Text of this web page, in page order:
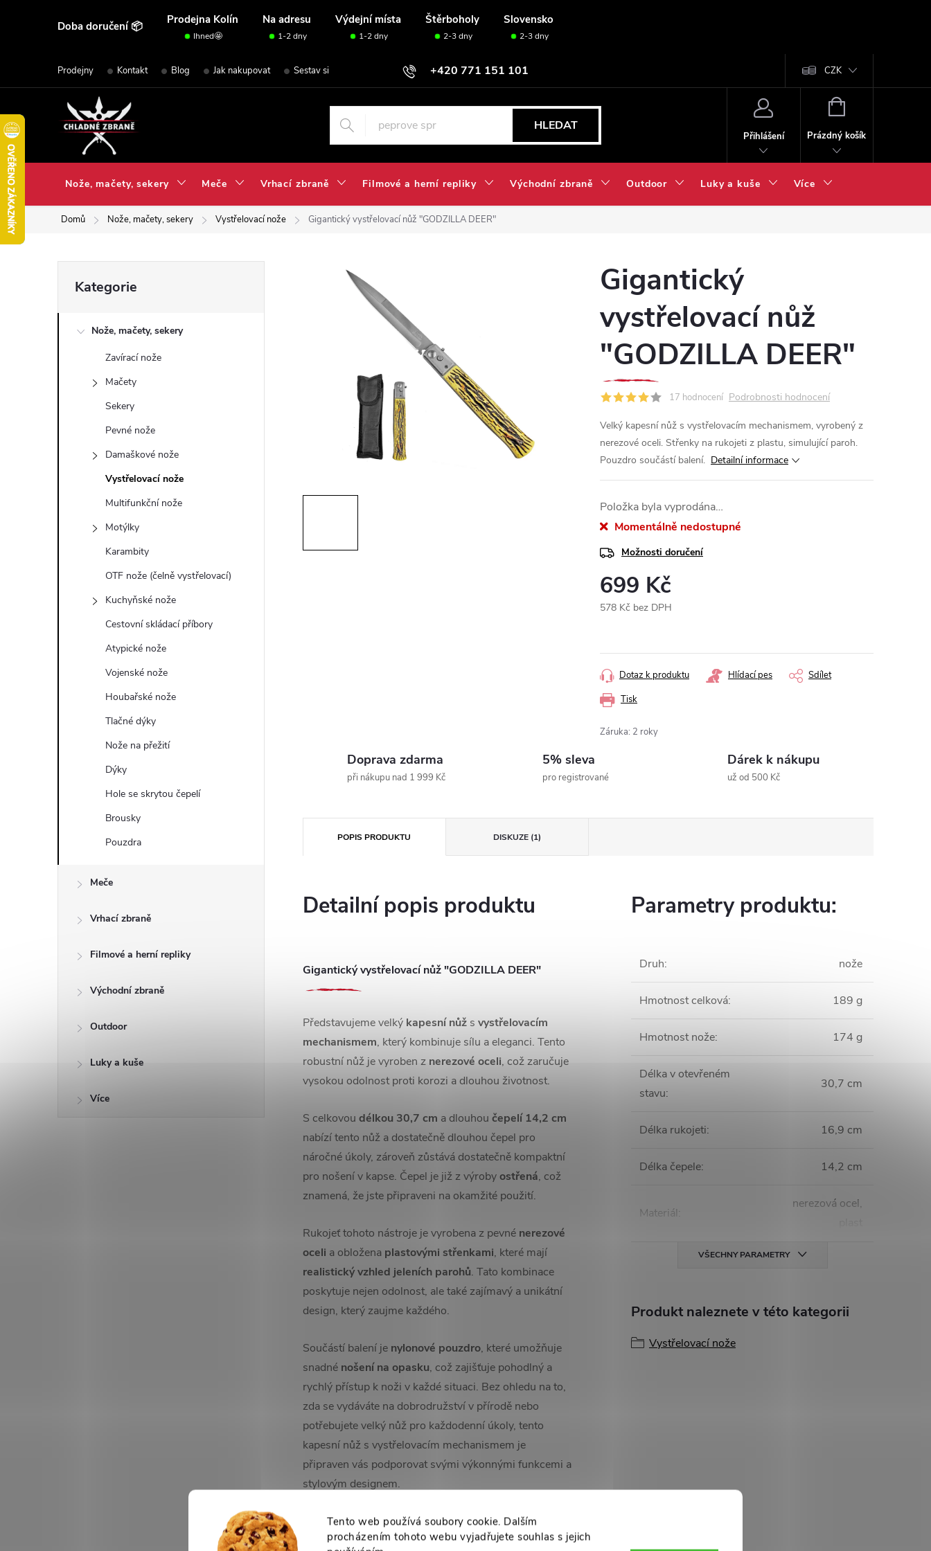
Tento web používá soubory cookie. Dalším
procházením tohoto webu vyjadřujete souhlas s jejich
Doba doručení 📦 Prodejna Kolín Na adresu Výdejní místa Štěrboholy Slovensko
Ihned🤩 1-2 dny 1-2 dny 2-3 dny 2-3 dny
+420 771 151 101
Prodejny Kontakt Blog Jak nakupovat Sestav si svou sadu✅ CZK
HLEDAT
Přihlášení
NÁKUPNÍ
Prázdný košík
Nože, mačety, sekery Meče Vrhací zbraně Filmové a herní repliky Východní zbraně Outdoor Luky a kuše Více
Domů Nože, mačety, sekery Vystřelovací nože Gigantický vystřelovací nůž "GODZILLA DEER"
o
kategorie
Kategorie
Nože, mačety, sekery
Zavírací nože
Mačety
Sekery
Pevné nože
Damaškové nože
Vystřelovací nože
Multifunkční nože
Motýlky
Karambity
OTF nože (čelně vystřelovací)
Kuchyňské nože
Cestovní skládací příbory
Atypické nože
Vojenské nože
Houbařské nože
Tlačné dýky
Nože na přežití
Dýky
Hole se skrytou čepelí
Brousky
Pouzdra
Meče
Vrhací zbraně
Filmové a herní repliky
Východní zbraně
Outdoor
Luky a kuše
Více
Gigantický
vystřelovací nůž
"GODZILLA DEER"
17 hodnocení Podrobnosti hodnocení
Velký kapesní nůž s vystřelovacím mechanismem, vyrobený z
nerezové oceli. Střenky na rukojeti z plastu, simulující paroh.
Pouzdro součástí balení. Detailní informace
Položka byla vyprodána…
Momentálně nedostupné
Možnosti doručení
699 Kč
578 Kč bez DPH
Tisk
Dotaz k produktu Hlídací pes Sdílet
Záruka: 2 roky
Doprava zdarma
při nákupu nad 1 999 Kč
5% sleva
pro registrované
Dárek k nákupu
už od 500 Kč
POPIS PRODUKTU DISKUZE (1)
Detailní popis produktu
Gigantický vystřelovací nůž "GODZILLA DEER"
Představujeme velký kapesní nůž s vystřelovacím
mechanismem, který kombinuje sílu a eleganci. Tento
robustní nůž je vyroben z nerezové oceli, což zaručuje
vysokou odolnost proti korozi a dlouhou životnost.
S celkovou délkou 30,7 cm a dlouhou čepelí 14,2 cm
nabízí tento nůž a dostatečně dlouhou čepel pro
náročné úkoly, zároveň zůstává dostatečně kompaktní
pro nošení v kapse. Čepel je již z výrobyostřená, což
znamená, že jste připraveni na okamžité použití.
Rukojeť tohoto nástroje je vyrobena z pevné nerezové
oceli a obložena plastovými střenkami, které mají
realistický vzhled jeleních parohů. Tato kombinace
poskytuje nejen odolnost, ale také zajímavý a unikátní
design, který zaujme každého.
Součástí balení je nylonové pouzdro, které umožňuje
snadné nošení na opasku, což zajišťuje pohodlný a
rychlý přístup k noži v každé situaci. Bez ohledu na to,
zda se vydáváte na dobrodružství v přírodě nebo
potřebujete velký nůž pro každodenní úkoly, tento
kapesní nůž s vystřelovacím mechanismem je
připraven vás podporovat svými výkonnými funkcemi a
stylovým designem.
Parametry produktu:
Druh: nože
Hmotnost celková: 189 g
Hmotnost nože: 174 g
Délka v otevřeném
stavu:
30,7 cm
Délka rukojeti: 16,9 cm
Délka čepele: 14,2 cm
Materiál:
nerezová ocel,
VŠECHNY PARAMETRY
Produkt naleznete v této kategorii
Vystřelovací nože